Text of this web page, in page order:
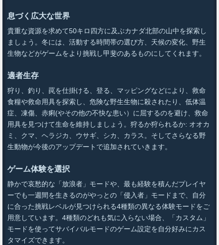
息づく広大な世界
貴重な資源を求めて50キロ四方に及ぶカナダ北部の山中を探索し
ましょう。冬には、活動する時間帯の選び方、天候の変化、野生
生物などがゲームをより挑戦し甲斐のあるものにしてくれます。
適者生存
狩り、釣り、罠を仕掛ける、登る、マッピングなどにより、救命
食糧や救命用具を探索し、危険な野生生物に殺されたり、低体温
症、凍傷、赤痢(やその他の不快な患い）に屈するのを避け、救命
用具を見つけて生命を維持しましょう。狩るか狩られるか: オオカ
ミ、クマ、ヘラジカ、ウサギ、シカ、カラス。そしてさらなる野
生動物が今後のアップデートで追加されていきます。
ゲーム体験を選択
静かで哀愁的な「放浪者」モードや、最も経験を積んだプレイヤ
ーでも一週間を生きるのがやっとの「侵入者」モードまで、自分
に合った挑戦レベルが見つけられる4種類の異なる体験モードをご
用意しています。4種類のどれも気に入らない場合、「カスタム」
モードを使ってサバイバルモードのゲーム設定を自分好みにカス
タマイズできます。